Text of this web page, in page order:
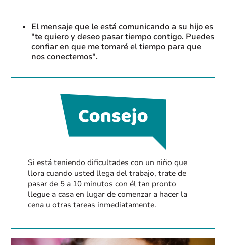
El mensaje que le está comunicando a su hijo es
"te quiero y deseo pasar tiempo contigo. Puedes
confiar en que me tomaré el tiempo para que
nos conectemos".
Si está teniendo dificultades con un niño que
llora cuando usted llega del trabajo, trate de
pasar de 5 a 10 minutos con él tan pronto
llegue a casa en lugar de comenzar a hacer la
cena u otras tareas inmediatamente.